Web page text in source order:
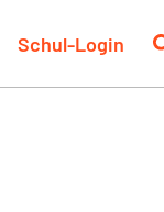
Schul-Login